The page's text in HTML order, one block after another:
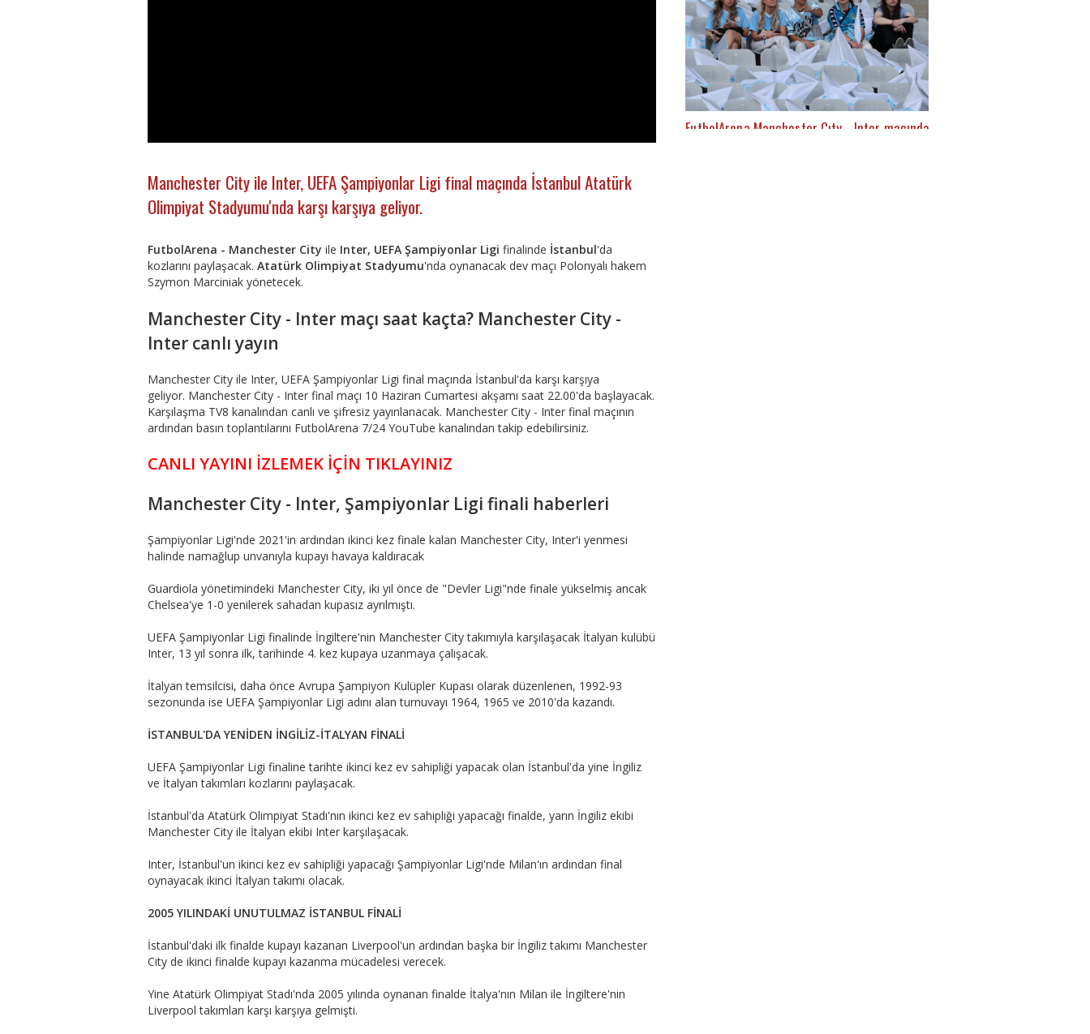
Manchester City ile Inter, UEFA Şampiyonlar Ligi final maçında İstanbul Atatürk
Olimpiyat Stadyumu'nda karşı karşıya geliyor.
FutbolArena - Manchester City ile Inter, UEFA Şampiyonlar Ligi finalinde İstanbul'da
kozlarını paylaşacak. Atatürk Olimpiyat Stadyumu'nda oynanacak dev maçı Polonyalı hakem
Szymon Marciniak yönetecek.
Manchester City - Inter maçı saat kaçta? Manchester City -
Inter canlı yayın
Manchester City ile Inter, UEFA Şampiyonlar Ligi final maçında İstanbul'da karşı karşıya
geliyor. Manchester City - Inter final maçı 10 Haziran Cumartesi akşamı saat 22.00'da başlayacak.
Karşılaşma TV8 kanalından canlı ve şifresiz yayınlanacak. Manchester City - Inter final maçının
ardından basın toplantılarını FutbolArena 7/24 YouTube kanalından takip edebilirsiniz.
CANLI YAYINI İZLEMEK İÇİN TIKLAYINIZ
​​​​​​​Manchester City - Inter, Şampiyonlar Ligi finali haberleri
Şampiyonlar Ligi'nde 2021'in ardından ikinci kez finale kalan Manchester City, Inter'i yenmesi
halinde namağlup unvanıyla kupayı havaya kaldıracak
Guardiola yönetimindeki Manchester City, iki yıl önce de "Devler Ligi"nde finale yükselmiş ancak
Chelsea'ye 1-0 yenilerek sahadan kupasız ayrılmıştı.
UEFA Şampiyonlar Ligi finalinde İngiltere'nin Manchester City takımıyla karşılaşacak İtalyan kulübü
Inter, 13 yıl sonra ilk, tarihinde 4. kez kupaya uzanmaya çalışacak.
İtalyan temsilcisi, daha önce Avrupa Şampiyon Kulüpler Kupası olarak düzenlenen, 1992-93
sezonunda ise UEFA Şampiyonlar Ligi adını alan turnuvayı 1964, 1965 ve 2010'da kazandı.
İSTANBUL'DA YENİDEN İNGİLİZ-İTALYAN FİNALİ
UEFA Şampiyonlar Ligi finaline tarihte ikinci kez ev sahipliği yapacak olan İstanbul'da yine İngiliz
ve İtalyan takımları kozlarını paylaşacak.
İstanbul'da Atatürk Olimpiyat Stadı'nın ikinci kez ev sahipliği yapacağı finalde, yarın İngiliz ekibi
Manchester City ile İtalyan ekibi Inter karşılaşacak.
Inter, İstanbul'un ikinci kez ev sahipliği yapacağı Şampiyonlar Ligi'nde Milan'ın ardından final
oynayacak ikinci İtalyan takımı olacak.
2005 YILINDAKİ UNUTULMAZ İSTANBUL FİNALİ
İstanbul'daki ilk finalde kupayı kazanan Liverpool'un ardından başka bir İngiliz takımı Manchester
City de ikinci finalde kupayı kazanma mücadelesi verecek.
Yine Atatürk Olimpiyat Stadı'nda 2005 yılında oynanan finalde İtalya'nın Milan ile İngiltere'nin
Liverpool takımları karşı karşıya gelmişti.
FutbolArena Manchester Cıty - Inter maçında